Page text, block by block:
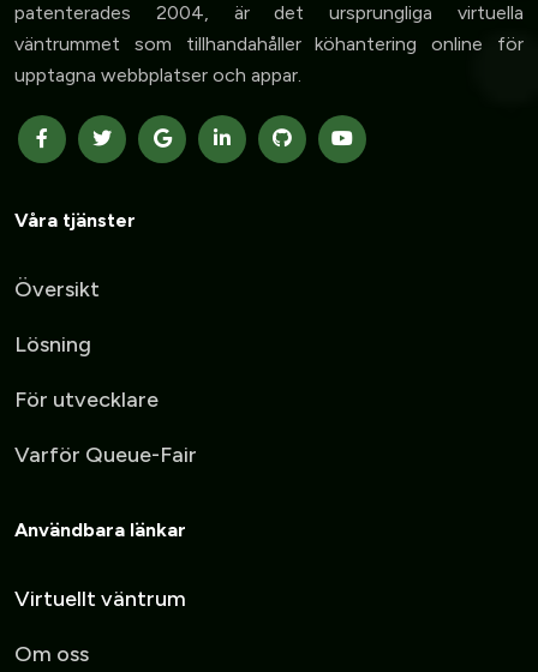
patenterades 2004, är det ursprungliga virtuella
väntrummet som tillhandahåller köhantering online för
upptagna webbplatser och appar.
Våra tjänster
Översikt
Lösning
För utvecklare
Varför Queue-Fair
Användbara länkar
Virtuellt väntrum
Om oss